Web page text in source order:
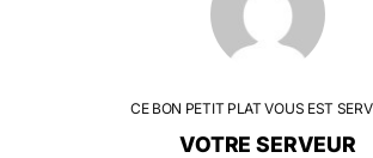
CE BON PETIT PLAT VOUS EST
VOTRE SERVEUR